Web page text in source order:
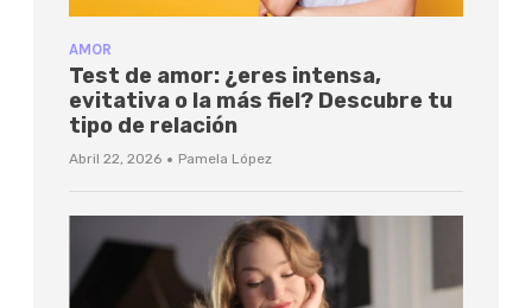
AMOR
Test de amor: ¿eres intensa,
evitativa o la más fiel? Descubre tu
tipo de relación
Abril 22, 2026 · Pamela López